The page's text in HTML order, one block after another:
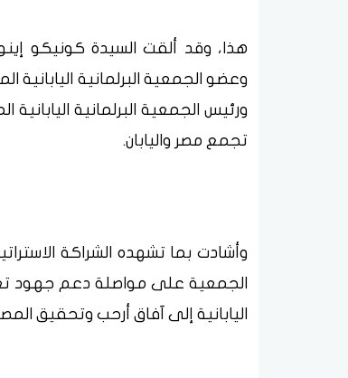
هذا، وقد ألقت السيدة كونيكو
وعضو الجمعية البرلمانية اليابانية
ورئيس الجمعية البرلمانية
تجمع مصر واليابان.
وأشادت بما تشهده الشراكة
الجمعية على مواصلة دعم جهود
اليابانية إلى آفاق أرحب وتحقيق